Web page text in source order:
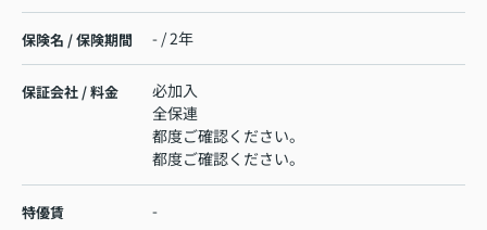
保険名 / 保険期間 - / 2年
保証会社 / 料金
必加入
全保連
都度ご確認ください。
都度ご確認ください。
特優賃 -